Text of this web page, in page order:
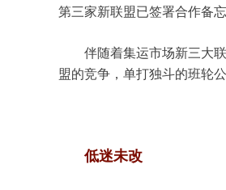
第三家新联盟已签署合作备
伴随着集运市场新三大
盟的竞争，单打独斗的班轮
低迷未改